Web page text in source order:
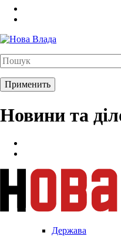
Новини та
Держава